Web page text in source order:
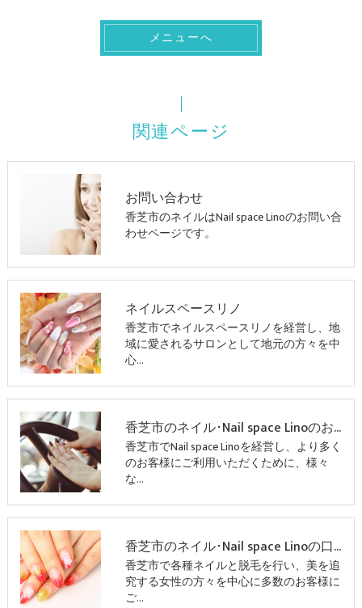
メニューへ
関連ページ
お問い合わせ
香芝市のネイルはNail space Linoのお問い合
わせページです。
ネイルスペースリノ
香芝市でネイルスペースリノを経営し、地
域に愛されるサロンとして地元の方々を中
心…
香芝市のネイル･Nail space Linoのお客様の声
香芝市でNail space Linoを経営し、より多く
のお客様にご利用いただくために、様々
な…
香芝市のネイル･Nail space Linoの口コミ情報
香芝市で各種ネイルと脱毛を行い、美を追
究する女性の方々を中心に多数のお客様に
ご…